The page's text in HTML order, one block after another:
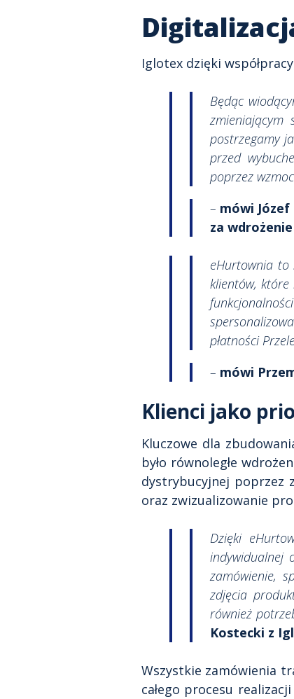
Iglotex dzięki
Będąc
zmieniającym
postrzegamy
przed
poprzez
– mówi
za
eHurtownia to
klientów, które
płatności
– mówi
Klienci jako
Kluczowe dla
było równoległe
dystrybucyjnej poprzez
oraz zwizualizowanie
Dzięki
indywidualnej
zamówienie,
zdjęcia
również
Kostecki z
Wszystkie zamówienia
całego procesu